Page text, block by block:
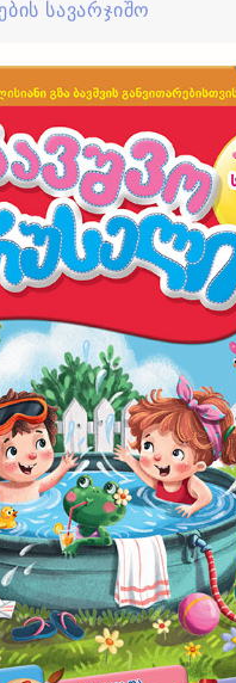
სავარჯიშო